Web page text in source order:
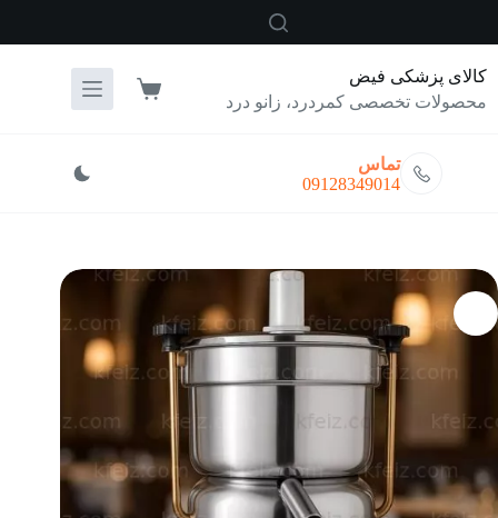
کالای پزشکی فیض
محصولات تخصصی کمردرد، زانو درد
سبد
تماس
09128349014